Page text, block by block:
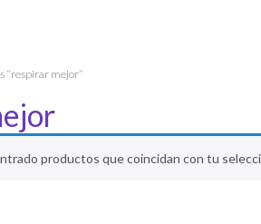
“respirar mejor”
productos que coincidan con tu